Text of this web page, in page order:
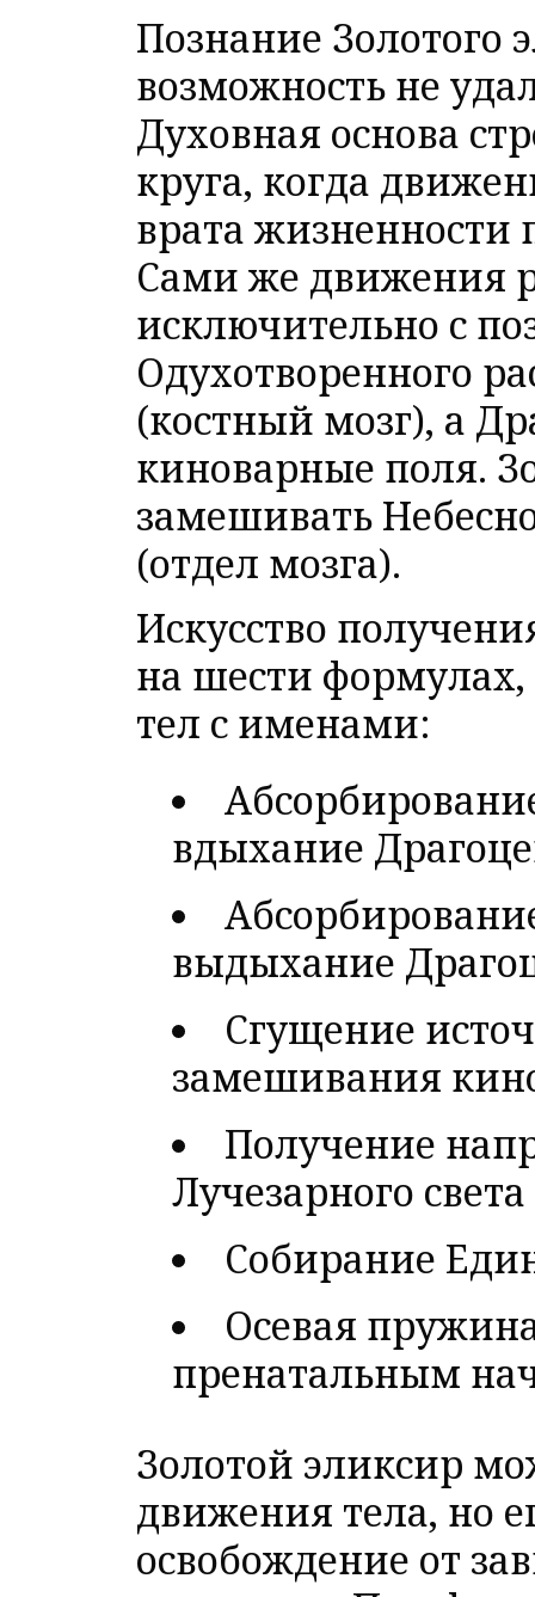
Познание Золотого
возможность не
Духовная основа
круга, когда
врата жизненности
Сами же движения
исключительно с
Одухотворенного
(костный мозг), а
киноварные поля.
замешивать
(отдел мозга).
Искусство
на шести формулах,
тел с именами:
вдыхание
выдыхание
Сгущение
замешивания
Получение
Лучезарного света
Собирание
Осевая
пренатальным
Золотой эликсир
движения тела, но
освобождение от